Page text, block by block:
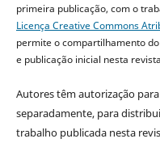
primeira publicação, com o
Licença Creative Commons
permite o compartilhamento
e publicação inicial nesta
Autores têm autorização
separadamente, para
trabalho publicada nesta